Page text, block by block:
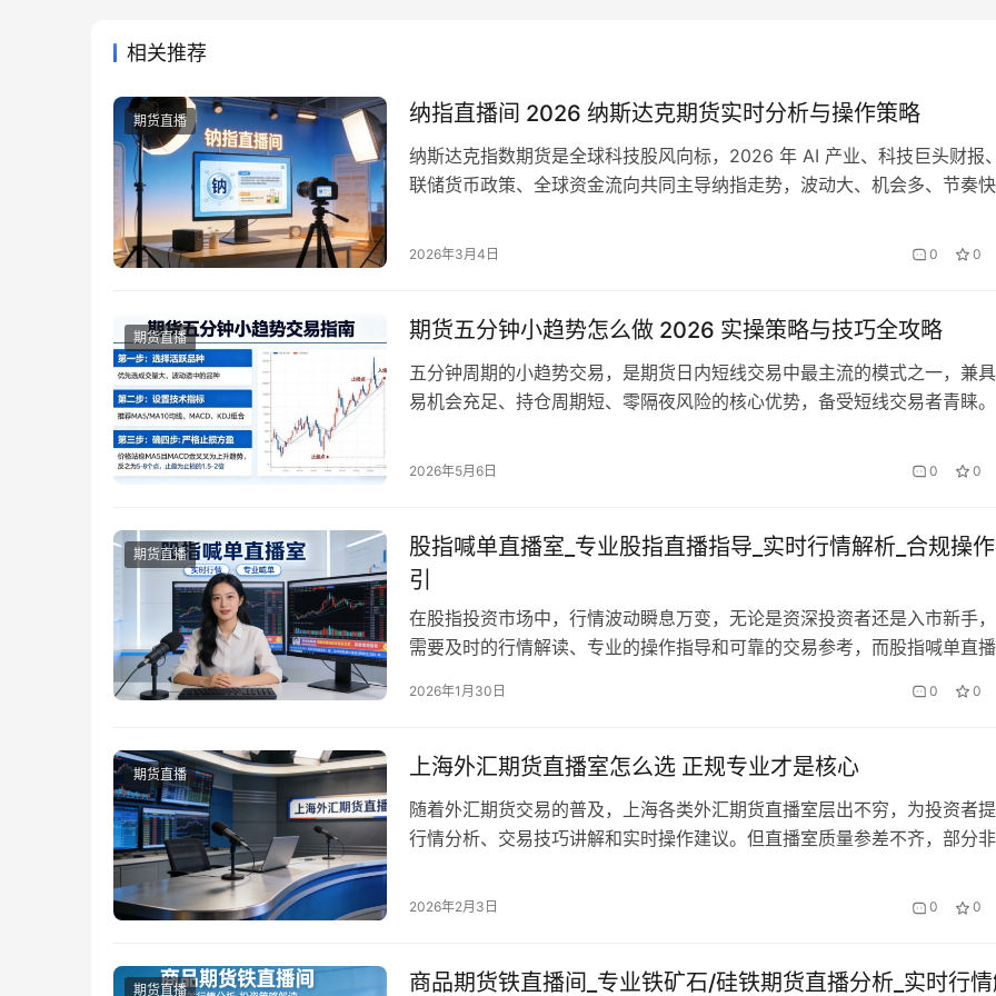
相关推荐
期货直播 纳指直播间 2026 纳斯达克期货实时分析与操作策略
纳斯达克指数期货是全球科技股风向标，2026 年 AI 产业、科技巨头财报
联储货币政策、全球资金流向共同主导纳指走势，波动大、机会多、节奏快
指直播间提供实时走势、专业分析、数据解读与实战策略，帮助国内投资者
2026年3月4日 0 0
期货直播 期货五分钟小趋势怎么做 2026 实操策略与技巧全攻略
五分钟周期的小趋势交易，是期货日内短线交易中最主流的模式之一，兼
易机会充足、持仓周期短、零隔夜风险的核心优势，备受短线交易者青睐。
者的策略执行力、纪律性提出了更高要求。本文全面拆解期货五分钟小趋势
2026年5月6日 0 0
期货直播
股指喊单直播室_专业股指直播指导_实时行情解析_合规操
引
在股指投资市场中，行情波动瞬息万变，无论是资深投资者还是入市新手
需要及时的行情解读、专业的操作指导和可靠的交易参考，而股指喊单直播
正规股指喊单直播室凭借实时性、专业性、互动性的优势，成为越来越多
风险。 股指喊单直播…
2026年1月30日 0 0
期货直播 上海外汇期货直播室怎么选 正规专业才是核心
随着外汇期货交易的普及，上海各类外汇期货直播室层出不穷，为投资者
行情分析、交易技巧讲解和实时操作建议。但直播室质量参差不齐，部分非
少投资者蒙受损失。上海作为国内金融中心，正规的外汇期货直播室具备持
2026年2月3日 0 0
期货直播 商品期货铁直播间_专业铁矿石/硅铁期货直播分析_实时行